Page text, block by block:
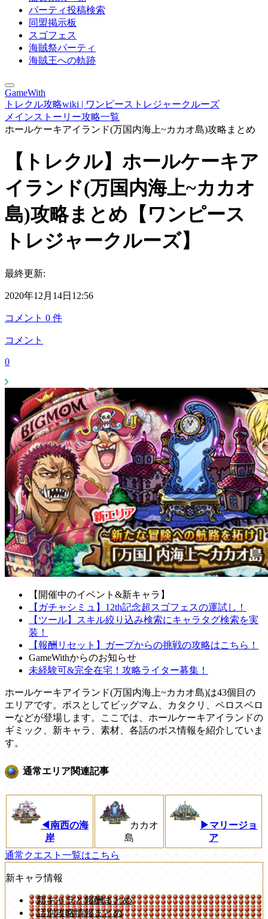
パーティ投稿検索
同盟掲示板
スゴフェス
海賊祭パーティ
海賊王への軌跡
GameWith
トレクル攻略wiki | ワンピーストレジャークルーズ
メインストーリー攻略一覧
ホールケーキアイランド(万国内海上~カカオ島)攻略まとめ
【トレクル】ホールケーキア
イランド(万国内海上~カカオ
島)攻略まとめ【ワンピース
トレジャークルーズ】
最終更新:
2020年12月14日12:56
コメント 0 件
コメント
0
【開催中のイベント&新キャラ】
【ガチャシミュ】12th記念超スゴフェスの運試し！
【ツール】スキル絞り込み検索にキャラタグ検索を実
装！
【報酬リセット】ガープからの挑戦の攻略はこちら！
GameWithからのお知らせ
未経験可&完全在宅！攻略ライター募集！
ホールケーキアイランド(万国内海上~カカオ島)は43個目の
エリアです。ボスとしてビッグマム、カタクリ、ペロスペロ
ーなどが登場します。ここでは、ホールケーキアイランドの
ギミック、新キャラ、素材、各話のボス情報を紹介していま
す。
通常エリア関連記事
◀︎南西の海
岸
カカオ
島
▶マリージョ
ア
通常クエスト一覧はこちら
新キャラ情報
新キャラと報酬まとめ
話別攻略情報まとめ